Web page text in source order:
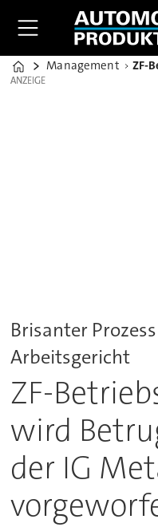
Home
Management
ANZEIGE
ANZEIGE
Brisanter
Arbeitsgericht
ZF-
wird
der IG